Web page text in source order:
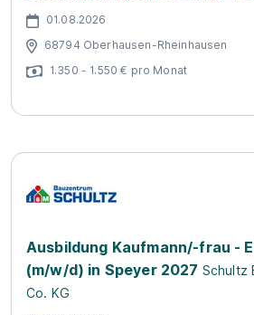
01.08.2026
68794 Oberhausen-Rheinhausen
1.350 - 1.550 € pro Monat
Ausbildung Kaufmann/-frau -
(m/w/d) in Speyer 2027 Schultz
Co. KG